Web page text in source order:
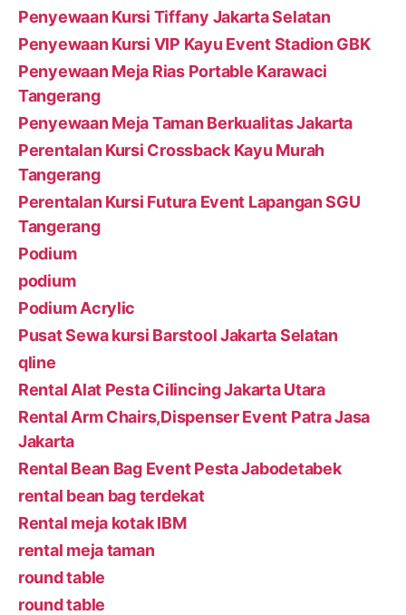
Penyewaan Kursi Tiffany Jakarta Selatan
Penyewaan Kursi VIP Kayu Event Stadion GBK
Penyewaan Meja Rias Portable Karawaci
Tangerang
Penyewaan Meja Taman Berkualitas Jakarta
Perentalan Kursi Crossback Kayu Murah
Tangerang
Perentalan Kursi Futura Event Lapangan SGU
Tangerang
Podium
podium
Podium Acrylic
Pusat Sewa kursi Barstool Jakarta Selatan
qline
Rental Alat Pesta Cilincing Jakarta Utara
Rental Arm Chairs,Dispenser Event Patra Jasa
Jakarta
Rental Bean Bag Event Pesta Jabodetabek
rental bean bag terdekat
Rental meja kotak IBM
rental meja taman
round table
round table